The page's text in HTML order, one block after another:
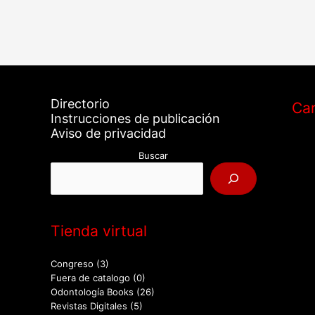
Directorio
Instrucciones de publicación
Aviso de privacidad
Buscar
Tienda virtual
Congreso (3)
Fuera de catalogo (0)
Odontología Books (26)
Revistas Digitales (5)